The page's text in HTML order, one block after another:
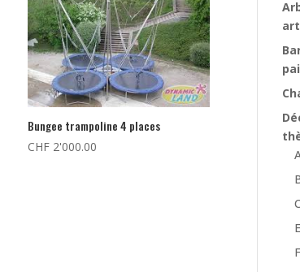
Bungee trampoline 4 places
CHF2'000.00